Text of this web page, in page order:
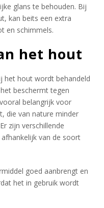
glans te behouden. Bij
kan beits een extra
en schimmels.
het hout
het hout wordt behandeld
beschermt tegen
belangrijk voor
die van nature minder
zijn verschillende
van de soort
goed aanbrengt en
het in gebruik wordt